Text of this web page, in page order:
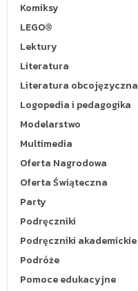
Komiksy
LEGO®
Lektury
Literatura
Literatura obcojęzyczna
Logopedia i pedagogika
Modelarstwo
Multimedia
Oferta Nagrodowa
Oferta Świąteczna
Party
Podręczniki
Podręczniki akademickie
Podróże
Pomoce edukacyjne